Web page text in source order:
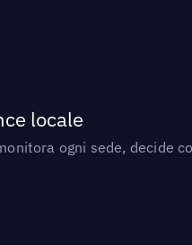
locale
ogni sede, decide